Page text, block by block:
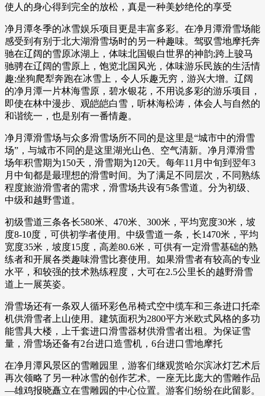
使人的身心得到完全的放松，真是一种美妙绝伦的享受
净月潭冬季的冰雪娱乐项目更是丰富多彩。在净月潭滑雪场能
感受到有别于北大湖滑雪场时的另一种趣味。驾驭雪地摩托奔
驰在辽阔的雪原冰湖上，体味北国银白世界的神韵;跨上骏马
驰骋在辽阔的雪原上，饱览北国风光，体味游乐民族的生活情
趣;坐狗爬犁奔跑在冰雪上，令人乐趣无穷，游兴大增。辽阔
的净月潭一片林海雪原，碧水银花，不用说多彩的游乐项目，
即使在林中漫步、观皑皑白雪，听林海松涛，体会人与自然的
和谐统一，也是别有一番情趣。
净月潭滑雪场与众多滑雪场所不同的是这里是“城市中的滑雪
场”，与城市不同的是这里湖光山色、空气清新。净月潭滑雪
场年积雪期为150天，滑雪期为120天。每年11月中旬到翌年3
月中旬都是最理想的滑雪时间。为了满足不同层次，不同熟练
程度旅游滑雪者的需求，滑雪场共设有5条雪道。分为初级、
中级和越野雪道。
初级雪道三条各长580米、470米、300米，平均宽度30米，坡
度8-10度，可供初学者使用。中级雪道一条，长1470米，平均
宽度35米，坡度15度，高差80.6米，可供有一定滑雪基础的熟
练者和开展各类趣味滑雪比赛使用。如果滑雪者有较高的专业
水平，和较强的技术熟练程度，大可在2.5公里长的越野滑雪
道上一展英姿。
滑雪场还有一条双人循环彩色吊椅式空中缆车和三条进口托牵
机供滑雪者上山使用。建筑面积为2800平方米欧式风格的多功
能雪具大楼，上千套进口滑雪器材供滑雪者出租。为保证雪
量，滑雪场还备有2台进口造雪机，6台进口雪地摩托
在净月潭风景区的雪雕园里，游客们继观赏哈尔滨冰灯艺术后
再次领略了另一种冰雪的创作艺术。一座无比庞大的雪雕作品
—雄鸡报晓矗立在雪雕园的中心位置。游客们纷纷在此留影。